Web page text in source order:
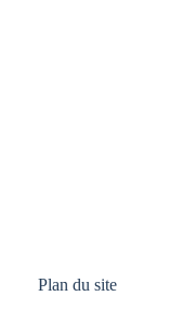
Plan du site